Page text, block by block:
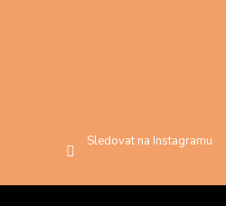
Sledovat na Instagramu